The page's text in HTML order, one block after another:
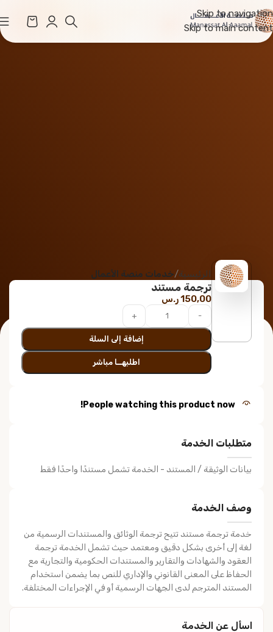
Skip to navigation
Skip to main content
الرئيسية خدمات منصة الأعمال
ترجمة مستند
150,00ر.س
إضافة إلى السلة
اطلبهــا مباشر
People watching this product now!
متطلبات الخدمة
بيانات الوثيقة / المستند - الخدمة تشمل مستندًا واحدًا فقط
وصف الخدمة
خدمة ترجمة مستند تتيح ترجمة الوثائق والمستندات الرسمية من
لغة إلى أخرى بشكل دقيق ومعتمد حيث تشمل الخدمة ترجمة
العقود والشهادات والتقارير والمستندات الحكومية والتجارية مع
الحفاظ على المعنى القانوني والإداري للنص بما يضمن استخدام
المستند المترجم لدى الجهات الرسمية أو في الإجراءات المختلفة.
اسأل عن الخدمة